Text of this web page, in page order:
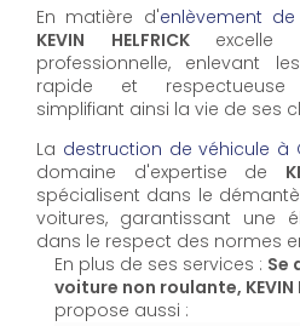
En matière d'enlèvement
KEVIN HELFRICK
professionnelle, enlevant
rapide et respectueuse
simplifiant ainsi la vie de ses
La destruction de véhicule à
domaine d'expertise de
spécialisent dans le
voitures, garantissant une
dans le respect des normes
En plus de ses services : Se
voiture non roulante, KEVIN
propose aussi :